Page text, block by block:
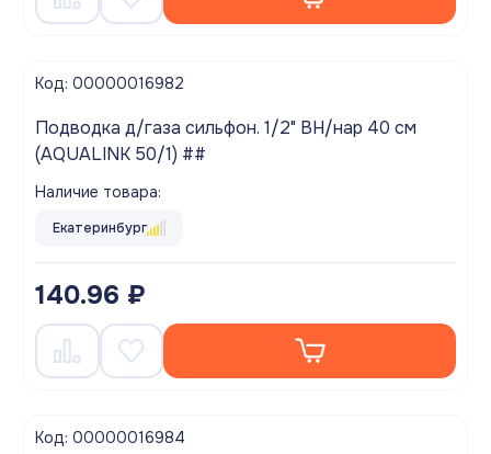
Код: 00000016982
Подводка д/газа сильфон. 1/2" ВН/нар 40 см
(AQUALINK 50/1) ##
Наличие товара:
Екатеринбург
140.96 ₽
Код: 00000016984